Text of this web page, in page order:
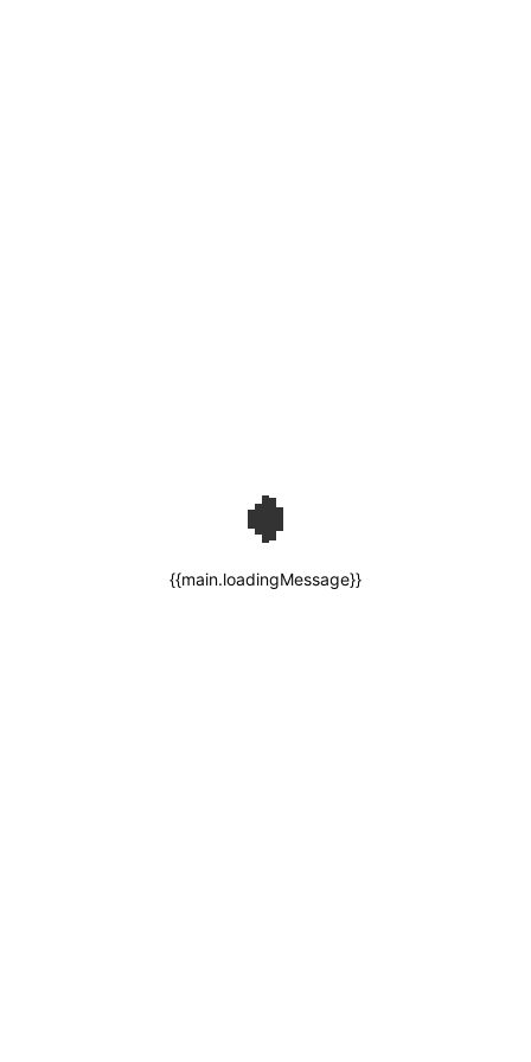
{{main.loadingMessage}}